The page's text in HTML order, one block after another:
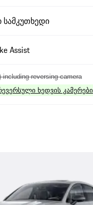
Assist
reversing camera
ხედვის კამერები